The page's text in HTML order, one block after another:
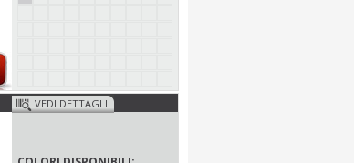
VEDI DETTAGLI